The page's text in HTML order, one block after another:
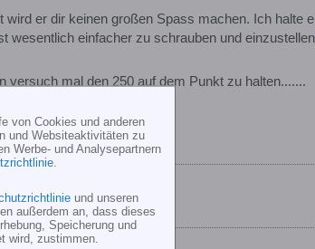
er dir keinen großen Spass machen. Ich halte
wesentlich einfacher zu schrauben und
versuch mal den 250 auf dem Punkt zu halten.......
von Cookies und anderen
und Websiteaktivitäten zu
Werbe- und Analysepartnern
und unseren
außerdem an, dass dieses
Speicherung und
wird, zustimmen.